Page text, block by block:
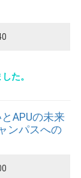
た。
APUの未来
ンパスへの